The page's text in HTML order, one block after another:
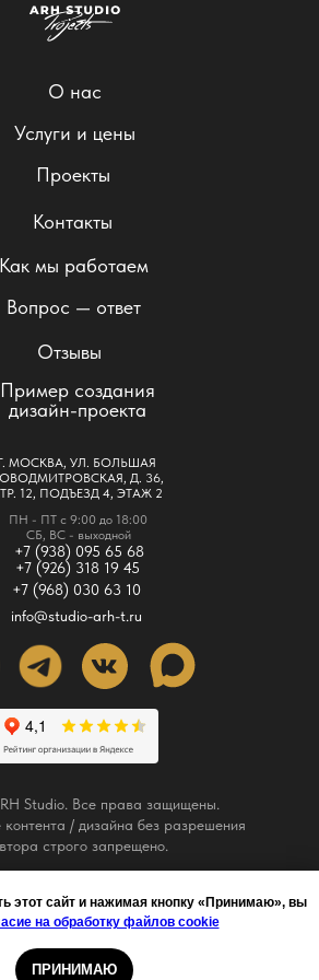
МОСКВА, УЛ. БОЛЬШАЯ
Д. 36,
12, ПОДЪЕЗД 4, ЭТАЖ 2
Проекты
О нас
Услуги и цены
Вопрос — ответ
Как мы работаем
Отзывы
Пример создания
дизайн-проекта
Контакты
ПН - ПТ с 9:00 до 18:00
СБ, ВС - выходной
ARH STUDIO
Studio. Все права защищены.
/ дизайна без разрешения
строго запрещено.
+7 (926) 318 19 45
+7 (968) 030 63 10
+7 (938) 095 65 68
info@studio-arh-t.ru
конфиденциальности
этот сайт и нажимая кнопку «Принимаю», вы
на обработку файлов cookie
ПРИНИМАЮ